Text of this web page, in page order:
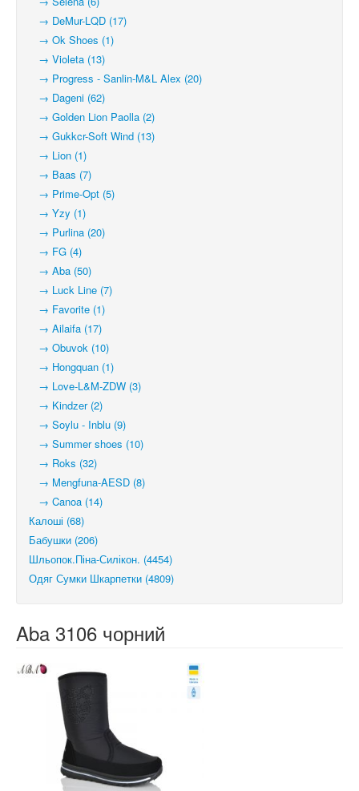
→ DeMur-LQD (17)
→ Ok Shoes (1)
→ Violeta (13)
→ Progress - Sanlin-M&L Alex (20)
→ Dageni (62)
→ Golden Lion Paolla (2)
→ Gukkcr-Soft Wind (13)
→ Lion (1)
→ Baas (7)
→ Prime-Opt (5)
→ Yzy (1)
→ Purlina (20)
→ FG (4)
→ Aba (50)
→ Luck Line (7)
→ Favorite (1)
→ Ailaifa (17)
→ Obuvok (10)
→ Hongquan (1)
→ Love-L&M-ZDW (3)
→ Kindzer (2)
→ Soylu - Inblu (9)
→ Summer shoes (10)
→ Roks (32)
→ Mengfuna-AESD (8)
→ Canoa (14)
Калоші (68)
Бабушки (206)
Шльопок.Піна-Силікон. (4454)
Одяг Сумки Шкарпетки (4809)
Aba 3106 чорний